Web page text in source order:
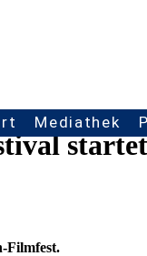
Mediathek
Filmfest.